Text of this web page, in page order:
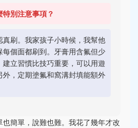
別注意事項？
真刷。我家孩子小時候，我幫他
每個面都刷到。牙膏用含氟但少
建立習慣比技巧重要，可以用遊
外，定期塗氟和窩溝封填能額外
簡單，說難也難。我花了幾年才改